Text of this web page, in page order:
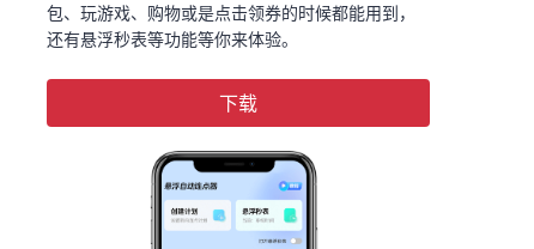
包、玩游戏、购物或是点击领券的时候都能用到，
还有悬浮秒表等功能等你来体验。
下载